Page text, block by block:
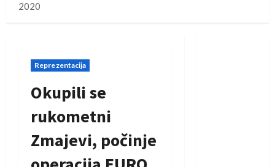
2020
Reprezentacija
Okupili se
rukometni
Zmajevi, počinje